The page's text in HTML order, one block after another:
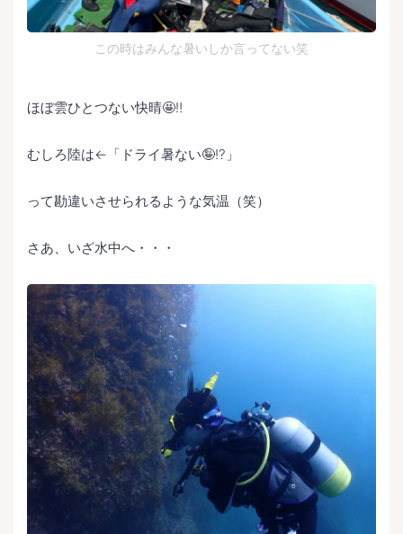
この時はみんな暑いしか言ってない笑
ほぼ雲ひとつない快晴🤩‼️
むしろ陸は←「ドライ暑ない🤪⁉️」
って勘違いさせられるような気温（笑）
さあ、いざ水中へ・・・